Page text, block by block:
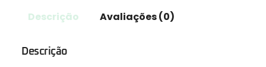
Descrição Avaliações (0)
Descrição